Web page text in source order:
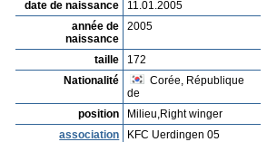
date de naissance
11.01.2005
année de
naissance
2005
taille
172
Nationalité
Corée, République
de
position
Milieu,Right winger
association
KFC Uerdingen 05